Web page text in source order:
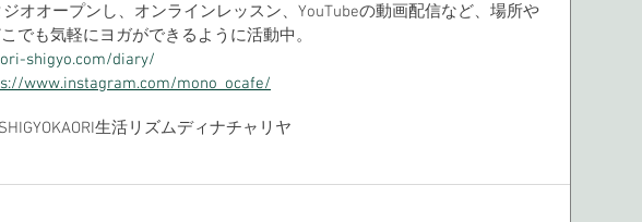
オオープンし、オンラインレッスン、YouTubeの動画配信など、場所や
でも気軽にヨガができるように活動中。
shigyo.com/diary/
www.instagram.com/mono_ocafe/
SHIGYOKAORI生活リズムディナチャリヤ